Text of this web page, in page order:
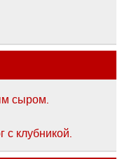
сыром.
с клубникой.